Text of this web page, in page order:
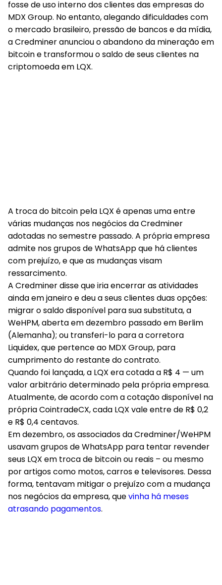
fosse de uso interno dos clientes das empresas do
MDX Group. No entanto, alegando dificuldades com
o mercado brasileiro, pressão de bancos e da mídia,
a Credminer anunciou o abandono da mineração em
bitcoin e transformou o saldo de seus clientes na
criptomoeda em LQX.
A troca do bitcoin pela LQX é apenas uma entre
várias mudanças nos negócios da Credminer
adotadas no semestre passado. A própria empresa
admite nos grupos de WhatsApp que há clientes
com prejuízo, e que as mudanças visam
ressarcimento.
A Credminer disse que iria encerrar as atividades
ainda em janeiro e deu a seus clientes duas opções:
migrar o saldo disponível para sua substituta, a
WeHPM, aberta em dezembro passado em Berlim
(Alemanha); ou transferi-lo para a corretora
Liquidex, que pertence ao MDX Group, para
cumprimento do restante do contrato.
Quando foi lançada, a LQX era cotada a R$ 4 — um
valor arbitrário determinado pela própria empresa.
Atualmente, de acordo com a cotação disponível na
própria CointradeCX, cada LQX vale entre de R$ 0,2
e R$ 0,4 centavos.
Em dezembro, os associados da Credminer/WeHPM
usavam grupos de WhatsApp para tentar revender
seus LQX em troca de bitcoin ou reais – ou mesmo
por artigos como motos, carros e televisores. Dessa
forma, tentavam mitigar o prejuízo com a mudança
nos negócios da empresa, quevinha há meses
atrasando pagamentos.